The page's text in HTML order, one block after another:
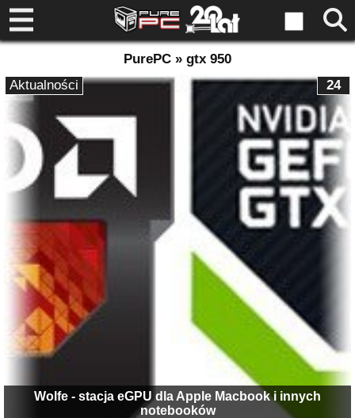
PurePC » gtx 950
Wolfe - stacja eGPU dla Apple Macbook i innych
notebooków
24
Aktualności